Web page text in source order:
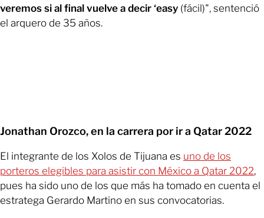
veremos si al final vuelve a decir ‘easy (fácil)", sentenció
el arquero de 35 años.
Jonathan Orozco, en la carrera por ir a Qatar 2022
El integrante de los Xolos de Tijuana es uno de los
porteros elegibles para asistir con México a Qatar 2022,
pues ha sido uno de los que más ha tomado en cuenta el
estratega Gerardo Martino en sus convocatorias.